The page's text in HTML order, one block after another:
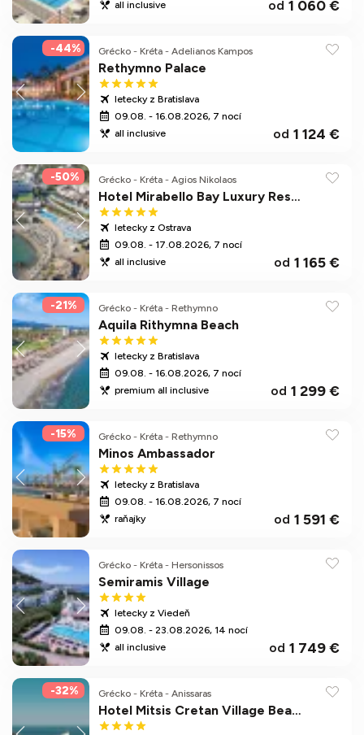
all inclusive 1 060 €
od
-44% Grécko - Kréta - Adelianos Kampos
Rethymno Palace
letecky z Bratislava
09.08. - 16.08.2026, 7 nocí
all inclusive
1 124 €
od
-50% Grécko - Kréta - Agios Nikolaos
Hotel Mirabello Bay Luxury Resort
letecky z Ostrava
09.08. - 17.08.2026, 7 nocí
all inclusive
1 165 €
od
-21% Grécko - Kréta - Rethymno
Aquila Rithymna Beach
letecky z Bratislava
09.08. - 16.08.2026, 7 nocí
premium all inclusive
1 299 €
od
-15% Grécko - Kréta - Rethymno
Minos Ambassador
letecky z Bratislava
09.08. - 16.08.2026, 7 nocí
raňajky
1 591 €
od
Grécko - Kréta - Hersonissos
Semiramis Village
letecky z Viedeň
09.08. - 23.08.2026, 14 nocí
all inclusive
1 749 €
od
-32% Grécko - Kréta - Anissaras
Hotel Mitsis Cretan Village Beach